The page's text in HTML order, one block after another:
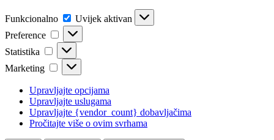
Funkcionalno
Uvijek aktivan
Preference
Statistika
Marketing
Upravljajte opcijama
Upravljajte uslugama
Upravljajte {vendor_count} dobavljačima
Pročitajte više o ovim svrhama